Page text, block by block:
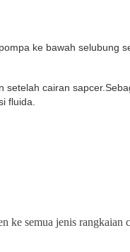
ke bawah selubung
cairan
fluida.
ke semua jenis rangkaian